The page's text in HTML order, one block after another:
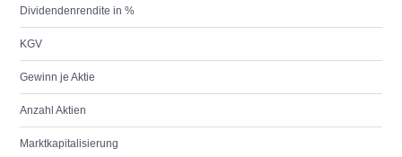
Dividendenrendite in %
KGV
Gewinn je Aktie
Anzahl Aktien
Marktkapitalisierung